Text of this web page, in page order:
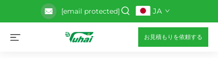
[email protected] JA
お見積もりを依頼する